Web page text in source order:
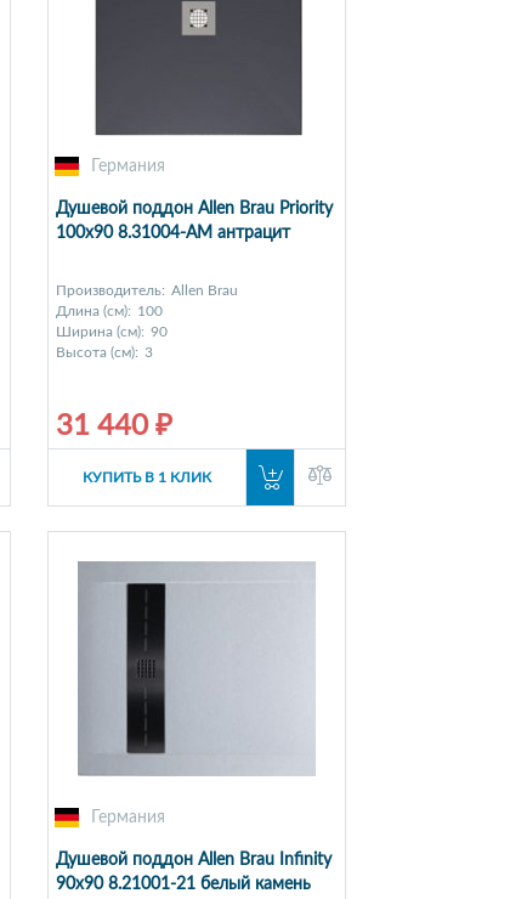
Германия
Душевой поддон Allen Brau Priority
100x90 8.31004-AM антрацит
Производитель: Allen Brau
Длина (см): 100
Ширина (см): 90
Высота (см): 3
31 440 ₽
КУПИТЬ В 1 КЛИК
Германия
Душевой поддон Allen Brau Infinity
90x90 8.21001-21 белый камень